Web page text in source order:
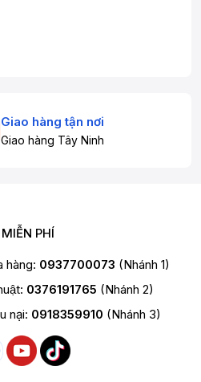
Giao hàng tận nơi
Giao hàng Tây Ninh
PHÍ
hàng: 0937700073 (Nhánh 1)
0376191765 (Nhánh 2)
nại: 0918359910 (Nhánh 3)